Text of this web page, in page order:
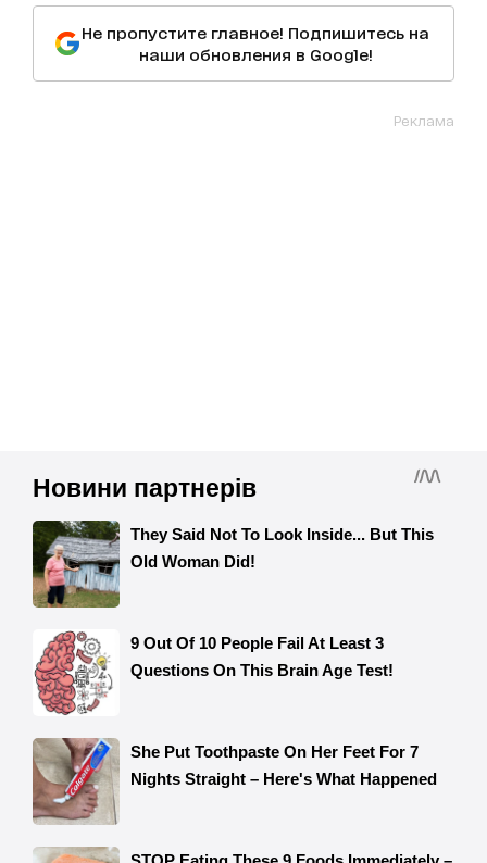
Не пропустите главное! Подпишитесь на
наши обновления в Google!
Реклама